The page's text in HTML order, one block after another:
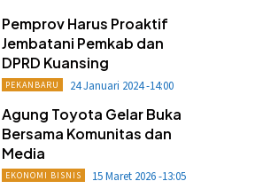
Pemprov Harus Proaktif
Jembatani Pemkab dan
DPRD Kuansing
PEKANBARU 24 Januari 2024 -14:00
Agung Toyota Gelar Buka
Bersama Komunitas dan
Media
EKONOMI BISNIS 15 Maret 2026 -13:05